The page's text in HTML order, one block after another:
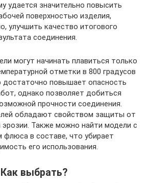
удается значительно повысить
поверхностью изделия,
улучшить качество итогового
соединения.
могут начинать плавиться только
отметки в 800 градусов
повышает опасность
однако позволяет добиться
прочности соединения.
обладают свойством защиты от
эрозии. Также можно найти модели с
флюса в составе, что убирает
его использования.
Как выбрать?